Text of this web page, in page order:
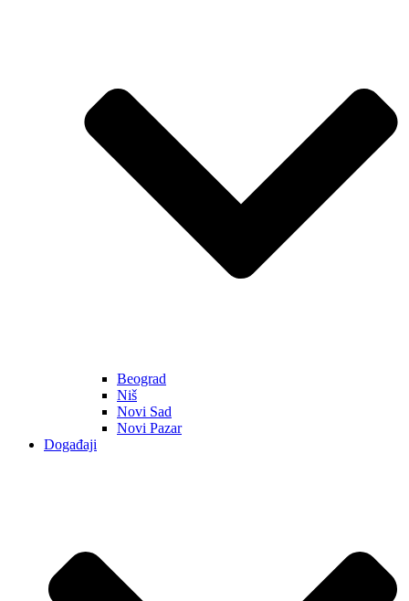
Beograd
Niš
Novi Sad
Novi Pazar
Događaji